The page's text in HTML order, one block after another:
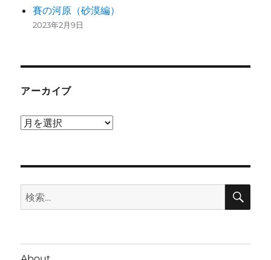
賽の河原（砂漠編）
2023年2月9日
アーカイブ
ア
検
索:
検